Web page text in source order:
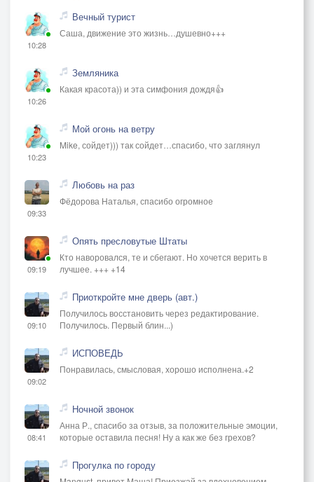
10:28
Вечный турист
Саша, движение это жизнь…душевно+++
10:26
Земляника
Какая красота)) и эта симфония дождя👍
10:23
Мой огонь на ветру
Mike, сойдет))) так сойдет…спасибо, что заглянул
09:33
Любовь на раз
Фёдорова Наталья, спасибо огромное
09:19
Опять пресловутые Штаты
Кто наворовался, те и сбегают. Но хочется верить в
лучшее. +++ +14
09:10
Приоткройте мне дверь (авт.)
Получилось восстановить через редактирование.
Получилось. Первый блин...)
09:02
ИСПОВЕДЬ
Понравилась, смысловая, хорошо исполнена.+2
08:41
Ночной звонок
Анна Р., спасибо за отзыв, за положительные эмоции,
которые оставила песня! Ну а как же без грехов?
Прогулка по городу